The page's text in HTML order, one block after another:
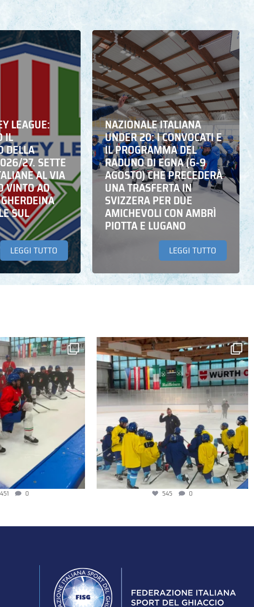
LEAGUE:
IL
DELLA
27. SETTE
AL VIA
VINTO AD
SUL
LEGGI TUTTO
NAZIONALE ITALIANA
UNDER 20: I CONVOCATI E
IL PROGRAMMA DEL
RADUNO DI EGNA (6-9
AGOSTO) CHE PRECEDERÀ
UNA TRASFERTA IN
SVIZZERA PER DUE
AMICHEVOLI CON AMBRÌ
PIOTTA E LUGANO
LEGGI TUTTO
451 0 545 0